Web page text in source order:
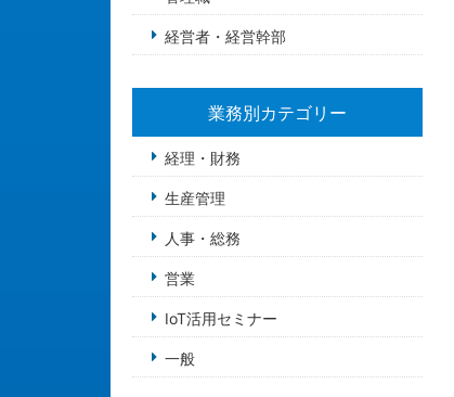
経営者・経営幹部
業務別カテゴリー
経理・財務
生産管理
人事・総務
営業
IoT活用セミナー
一般